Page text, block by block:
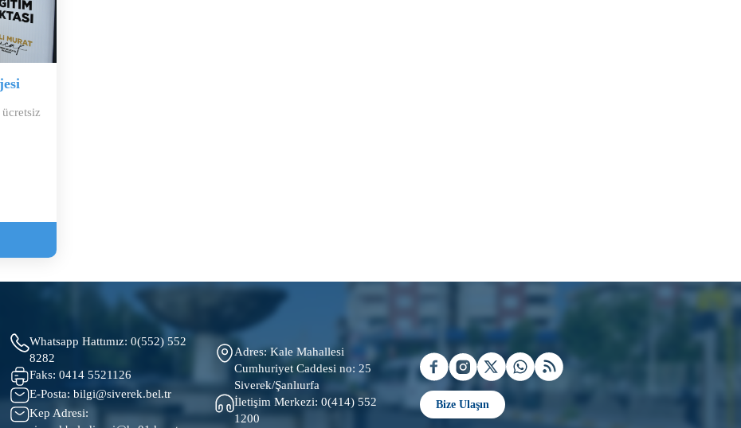
Whatsapp Hattımız: 0(552) 552
8282
Faks: 0414 5521126
E-Posta: bilgi@siverek.bel.tr
Kep Adresi:
Adres: Kale Mahallesi
Cumhuriyet Caddesi no: 25
Siverek/Şanlıurfa
İletişim Merkezi: 0(414) 552
1200
Bize Ulaşın